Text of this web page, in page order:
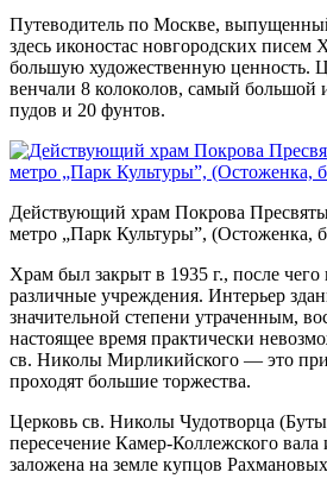
Путеводитель по Москве,
здесь иконостас новгородских писем
большую художественную ценность.
венчали 8 колоколов, самый большой
пудов и 20 фунтов.
Действующий храм Покрова
метро „Парк Культуры”,
Храм был закрыт в 1935 г., после
различные учреждения. Интерьер
значительной степени утраченным,
настоящее время практически
св. Николы Мирликийского — это
проходят большие торжества.
Церковь св. Николы Чудотворца
пересечение Камер-Коллежского
заложена на земле купцов